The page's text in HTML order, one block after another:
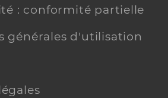
: conformité partielle
générales d'utilisation